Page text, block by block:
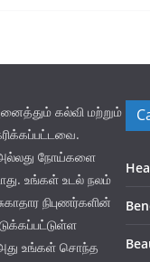
கல்வி மற்றும்
நோய்களை
உங்கள் உடல் நலம்
நிபுணர்களின்
உங்கள் சொந்த